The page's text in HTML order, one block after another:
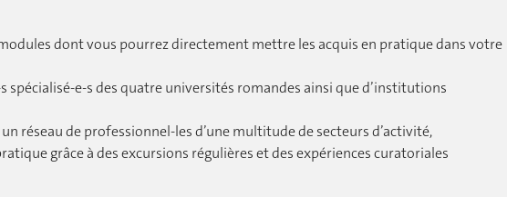
dont vous pourrez directement mettre les acquis en pratique dans votre
e-s des quatre universités romandes ainsi que d’institutions
réseau de professionnel-les d’une multitude de secteurs d’activité,
grâce à des excursions régulières et des expériences curatoriales